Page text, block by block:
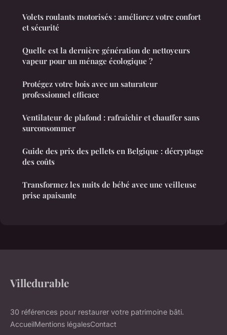
Volets roulants motorisés : améliorez votre confort
et sécurité
Quelle est la dernière génération de nettoyeurs
vapeur pour un ménage écologique ?
Protégez votre bois avec un saturateur
professionnel efficace
Ventilateur de plafond : rafraîchir et chauffer sans
surconsommer
Guide des prix des pellets en Belgique : décryptage
des coûts
Transformez les nuits de bébé avec une veilleuse
prise apaisante
Villedurable
30 références pour restaurer votre patrimoine bâti.
AccueilMentions légalesContact